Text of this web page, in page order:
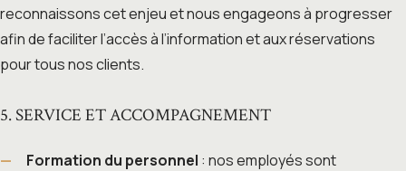
reconnaissons cet enjeu et nous engageons à progresser
afin de faciliter l’accès à l’information et aux réservations
pour tous nos clients.
5. SERVICE ET ACCOMPAGNEMENT
Formation du personnel : nos employés sont